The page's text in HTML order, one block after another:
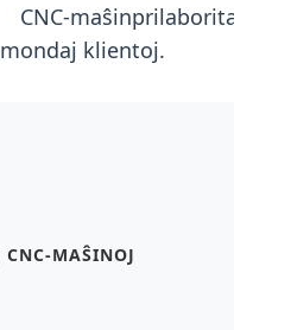
maŝinprilaboritaj
klientoj.
CNC-MAŜINOJ